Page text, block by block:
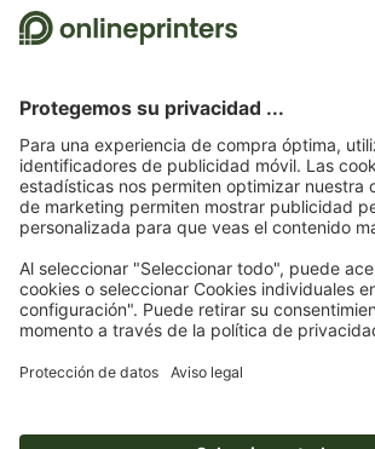
CMYK
Papel de cartas
Nosotros
Servicios
Suscríbete al boletín electrónico y
descuento del 15 %